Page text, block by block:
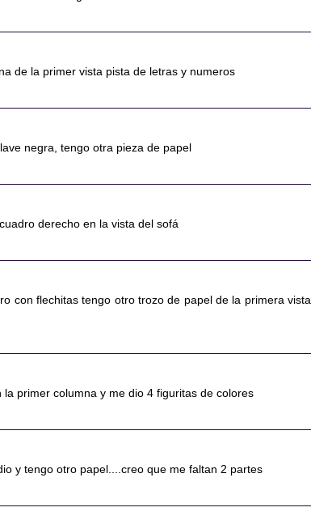
de la primer vista pista de letras y numeros
negra, tengo otra pieza de papel
derecho en la vista del sofá
con flechitas tengo otro trozo de papel de la primera vista
primer columna y me dio 4 figuritas de colores
y tengo otro papel....creo que me faltan 2 partes